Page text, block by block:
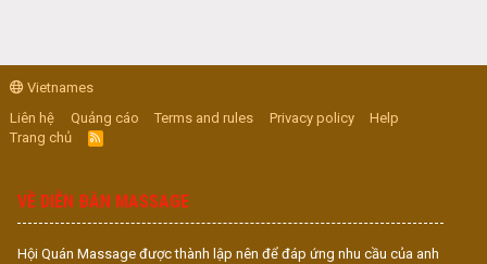
Vietnames
Liên hệ
Quảng cáo Terms and rules Privacy policy
Help
Trang chủ
R
S
VỀ DIỄN ĐÀN MASSAGE
Hội Quán Massage được thành lập nên để đáp ứng nhu cầu của anh